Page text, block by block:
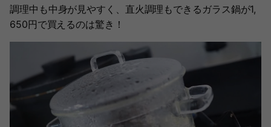
調理中も中身が見やすく、直火調理もできるガラス鍋が1,
650円で買えるのは驚き！